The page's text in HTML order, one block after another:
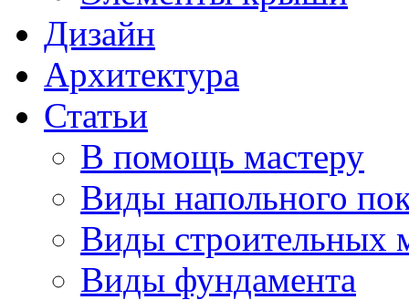
Дизайн
Архитектура
Статьи
В помощь мастеру
Виды напольного
Виды строительных
Виды фундамента